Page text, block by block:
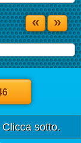
« »
sotto.